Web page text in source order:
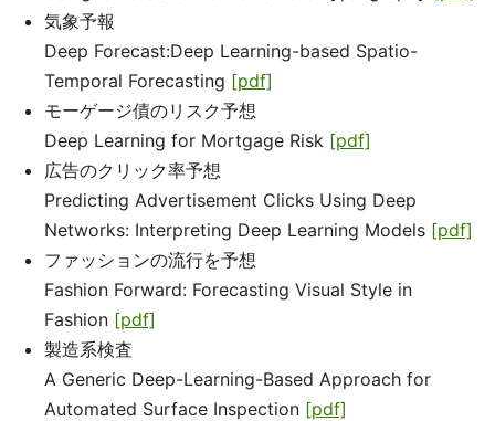
気象予報
Deep Forecast:Deep Learning-based Spatio-
Temporal Forecasting [pdf]
モーゲージ債のリスク予想
Deep Learning for Mortgage Risk [pdf]
広告のクリック率予想
Predicting Advertisement Clicks Using Deep
Networks: Interpreting Deep Learning Models [pdf]
ファッションの流行を予想
Fashion Forward: Forecasting Visual Style in
Fashion [pdf]
製造系検査
A Generic Deep-Learning-Based Approach for
Automated Surface Inspection [pdf]